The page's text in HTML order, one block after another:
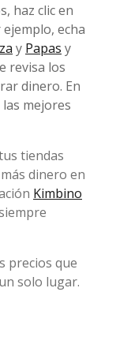
haz clic en
echa
y Papas y
revisa los
dinero. En
mejores
tiendas
dinero en
Kimbino
precios que
solo lugar.